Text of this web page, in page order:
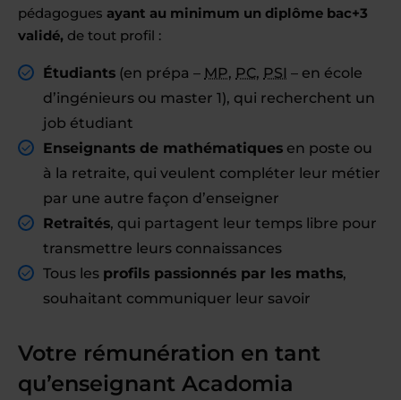
pédagogues ayant au minimum un diplôme bac+3
validé, de tout profil :
Étudiants (en prépa – MP, PC, PSI – en école
d’ingénieurs ou master 1), qui recherchent un
job étudiant
Enseignants de mathématiques en poste ou
à la retraite, qui veulent compléter leur métier
par une autre façon d’enseigner
Retraités, qui partagent leur temps libre pour
transmettre leurs connaissances
Tous les profils passionnés par les maths,
souhaitant communiquer leur savoir
Votre rémunération en tant
qu’enseignant Acadomia